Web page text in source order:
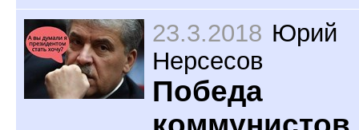
23.3.2018 Юрий
Нерсесов
Победа